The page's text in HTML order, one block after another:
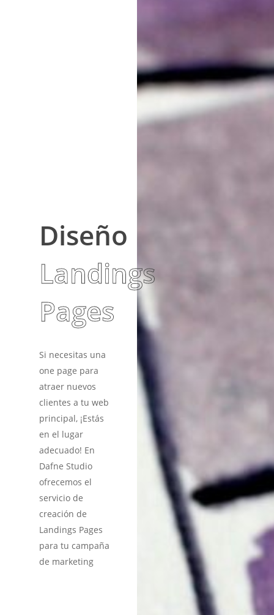
Diseño
Landings
Pages
Si necesitas una
one page para
atraer nuevos
clientes a tu web
principal, ¡Estás
en el lugar
adecuado! En
Dafne Studio
ofrecemos el
servicio de
creación de
Landings Pages
para tu campaña
de marketing
Diseño Web en